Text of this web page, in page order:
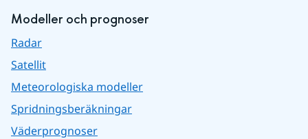
Modeller och prognoser
Radar
Satellit
Meteorologiska modeller
Spridningsberäkningar
Väderprognoser